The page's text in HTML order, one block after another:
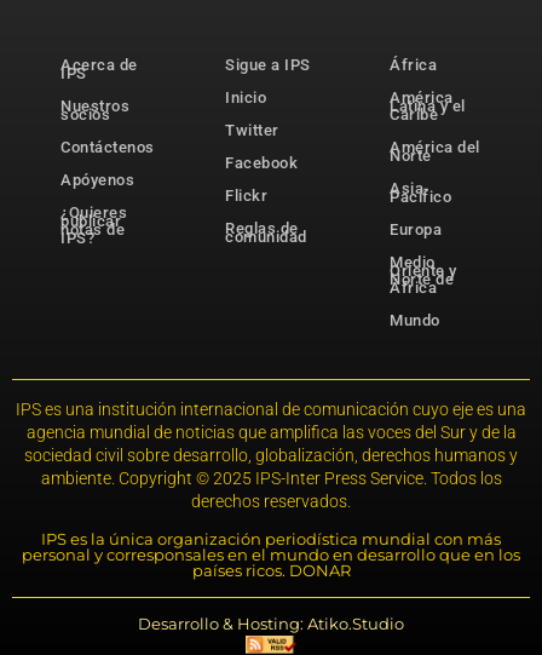
Acerca de
IPS
Nuestros
socios
Contáctenos
Apóyenos
¿Quieres
publicar
notas de
IPS?
Sigue a IPS
Inicio
Twitter
Facebook
Flickr
Reglas de
comunidad
África
América
Latina y el
Caribe
América del
Norte
Asia-
Pacífico
Europa
Medio
Oriente y
Norte de
África
Mundo
IPS es una institución internacional de comunicación cuyo eje es una
agencia mundial de noticias que amplifica las voces del Sur y de la
sociedad civil sobre desarrollo, globalización, derechos humanos y
ambiente. Copyright © 2025 IPS-Inter Press Service. Todos los
derechos reservados.
IPS es la única organización periodística mundial con más
personal y corresponsales en el mundo en desarrollo que en los
países ricos. DONAR
Desarrollo & Hosting: Atiko.Studio